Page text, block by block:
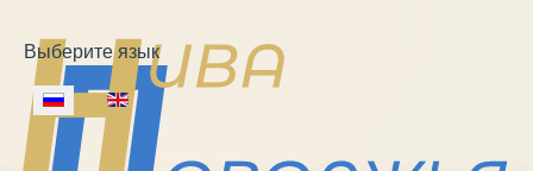
Выберите язык